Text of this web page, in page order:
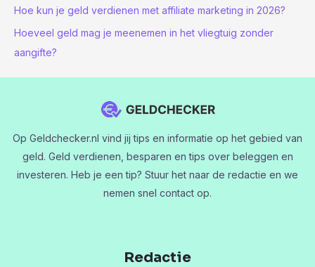
Hoe kun je geld verdienen met affiliate marketing in 2026?
Hoeveel geld mag je meenemen in het vliegtuig zonder
aangifte?
Op Geldchecker.nl vind jij tips en informatie op het gebied van
geld. Geld verdienen, besparen en tips over beleggen en
investeren. Heb je een tip? Stuur het naar de redactie en we
nemen snel contact op.
Redactie